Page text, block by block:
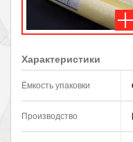
Характеристики
Ёмкость упаковки
Производство